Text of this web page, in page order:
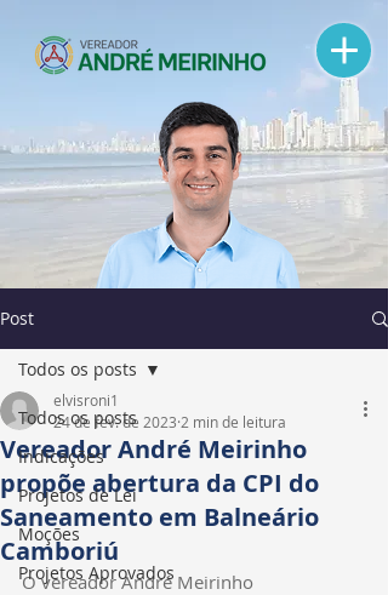
Post
Todos os posts
Indicações
Projetos de Lei
Moções
Projetos Aprovados
Todos os posts
Vereador André Meirinho
propõe abertura da CPI do
Saneamento em Balneário
Camboriú
elvisroni1
24 de fev. de 2023 2 min de leitura
O vereador André Meirinho